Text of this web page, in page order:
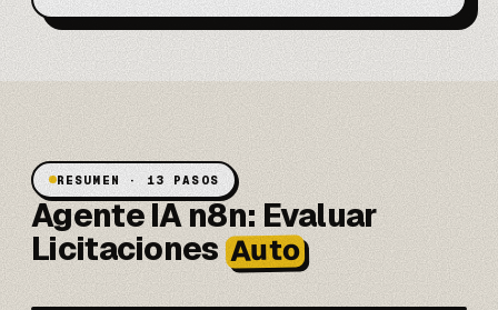
RESUMEN · 13 PASOS
Agente IA n8n: Evaluar
Licitaciones Auto